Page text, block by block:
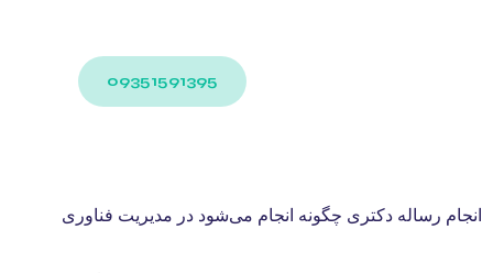
09351591395
انجام رساله دکتری چگونه انجام می‌شود در مدیریت فناوری